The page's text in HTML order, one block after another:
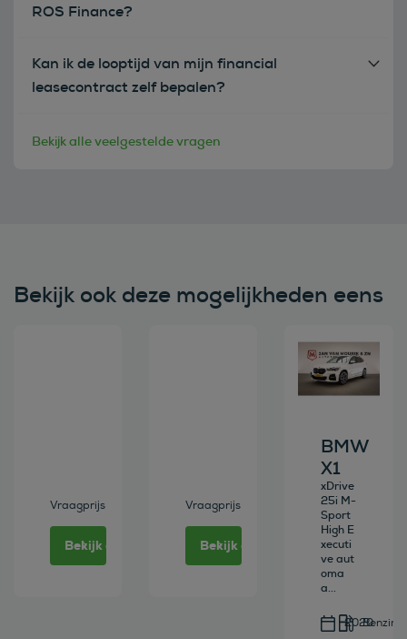
ROS Finance?
Kan ik de looptijd van mijn financial
leasecontract zelf bepalen?
Bekijk alle veelgestelde vragen
Bekijk ook deze mogelijkheden eens
Vraagprijs
Bekijk deze auto
Vraagprijs
Bekijk deze auto
Bekijk deze
BMW
X1
xDrive
25i M-
Sport
High E
xecuti
ve aut
oma
a...
2020Benzine